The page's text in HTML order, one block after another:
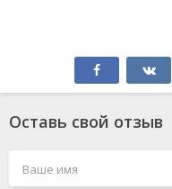
Оставь свой отзыв